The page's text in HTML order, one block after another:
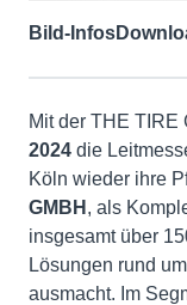
Bild-Infos
Mit der THE TIRE
2024 die
Köln wieder ihre
GMBH , als
insgesamt über
Lösungen rund
ausmacht. Im